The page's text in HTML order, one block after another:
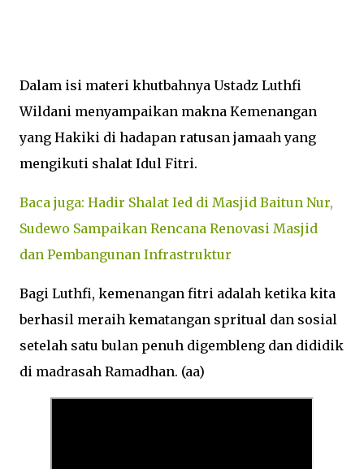
Dalam isi materi khutbahnya Ustadz Luthfi
Wildani menyampaikan makna Kemenangan
yang Hakiki di hadapan ratusan jamaah yang
mengikuti shalat Idul Fitri.
Baca juga: Hadir Shalat Ied di Masjid Baitun Nur,
Sudewo Sampaikan Rencana Renovasi Masjid
dan Pembangunan Infrastruktur
Bagi Luthfi, kemenangan fitri adalah ketika kita
berhasil meraih kematangan spritual dan sosial
setelah satu bulan penuh digembleng dan dididik
di madrasah Ramadhan. (aa)